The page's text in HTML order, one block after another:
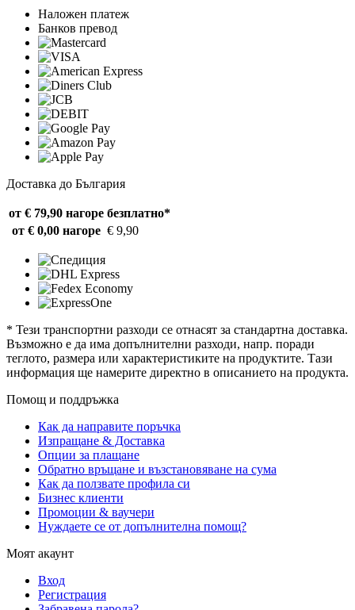
Наложен платеж
Банков превод
Доставка до България
от € 79,90 нагоре безплатно*
от € 0,00 нагоре € 9,90
* Тези транспортни разходи се отнасят за стандартна доставка.
Възможно е да има допълнителни разходи, напр. поради
теглото, размера или характеристиките на продуктите. Тази
информация ще намерите директно в описанието на продукта.
Помощ и поддръжка
Как да направите поръчка
Изпращане & Доставка
Опции за плащане
Обратно връщане и възстановяване на сума
Как да ползвате профила си
Бизнес клиенти
Промоции & ваучери
Нуждаете се от допълнителна помощ?
Моят акаунт
Вход
Регистрация